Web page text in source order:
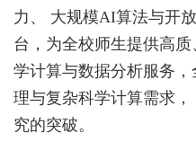
力、 大规模AI算法与开
台，为全校师生提供高
学计算与数据分析服务
理与复杂科学计算需求
究的突破。